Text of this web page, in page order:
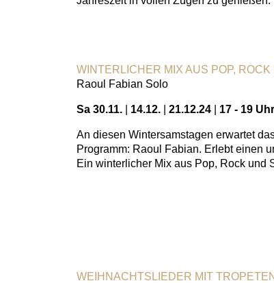
WINTERLICHER MIX AUS POP, ROCK
Raoul Fabian Solo
Sa 30.11. 14.12. 21.12.24 17 - 19 Uhr
An diesen Wintersamstagen erwartet
Programm: Raoul Fabian. Erlebt einen
Ein winterlicher Mix aus Pop, Rock und
WEIHNACHTSLIEDER MIT TROPETEN